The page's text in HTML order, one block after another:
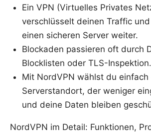
Ein VPN (Virtuelles Privates
verschlüsselt deinen Traffic
einen sicheren Server weiter.
Blockaden passieren oft durch
Blocklisten oder TLS-Inspektion.
Mit NordVPN wählst du einfach
Serverstandort, der weniger
und deine Daten bleiben
NordVPN im Detail: Funktionen,